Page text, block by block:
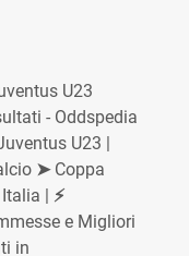
U23
- Oddspedia
U23 |
➤ Coppa
| ⚡
e Migliori
in